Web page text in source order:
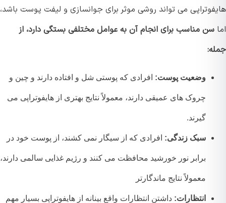
می تواند روشی موثر برای جوانسازی و لیفت پوست باشد،
سن مناسب برای انجام آن به عوامل مختلفی بستگی دارد، از
وضعیت پوست:افرادی که پوستی شل و افتاده دارند و چین و
چروک های عمیقی دارند، معمولاً نتایج بهتری از هایفوتراپی می
گیرند.
سبک زندگی:افرادی که از سیگار نمی کشند، از پوست خود در
برابر نور خورشید محافظت می کنند و رژیم غذایی سالمی دارند،
معمولاً نتایج ماندگارتر
انتظارات: داشتن انتظارات واقع بینانه از هایفوتراپی بسیار مهم